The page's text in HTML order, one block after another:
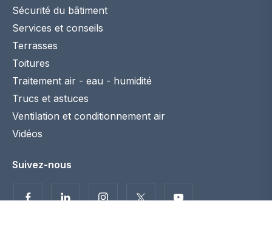
Sécurité du bâtiment
Services et conseils
Terrasses
Toitures
Traitement air - eau - humidité
Trucs et astuces
Ventilation et conditionnement air
Vidéos
Suivez-nous